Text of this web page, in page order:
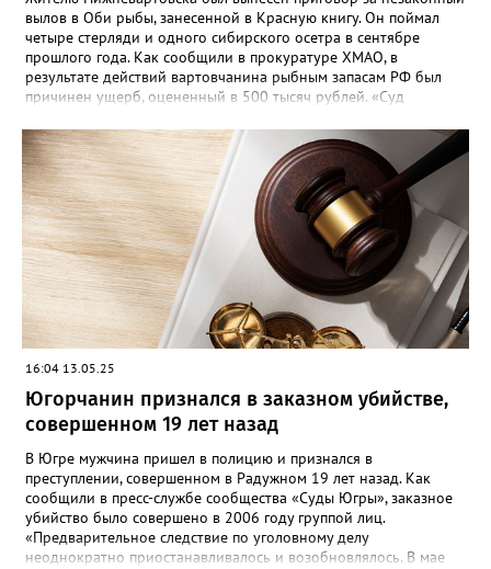
вылов в Оби рыбы, занесенной в Красную книгу. Он поймал
четыре стерляди и одного сибирского осетра в сентябре
прошлого года. Как сообщили в прокуратуре ХМАО, в
результате действий вартовчанина рыбным запасам РФ был
причинен ущерб, оцененный в 500 тысяч рублей. «Суд
свободы условно с испытательным сроком в один год», —
говорится в сообщении. Также у мужчины конфисковали
моторную лодку и передали государству. На данный момент
приговор не вступил в законную силу.
16:04 13.05.25
Югорчанин признался в заказном убийстве,
совершенном 19 лет назад
В Югре мужчина пришел в полицию и признался в
преступлении, совершенном в Радужном 19 лет назад. Как
сообщили в пресс-службе сообщества «Суды Югры», заказное
убийство было совершено в 2006 году группой лиц.
«Предварительное следствие по уголовному делу
неоднократно приостанавливалось и возобновлялось. В мае